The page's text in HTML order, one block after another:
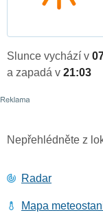
Slunce vychází v
a zapadá v 21:03
Nepřehlédněte z
Radar
Mapa